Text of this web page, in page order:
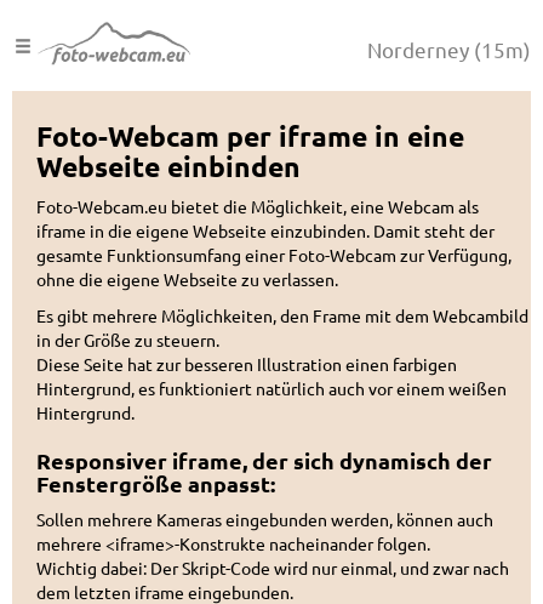
Norderney (15m)
Foto-Webcam per iframe in eine
Webseite einbinden
Foto-Webcam.eu bietet die Möglichkeit, eine Webcam als
iframe in die eigene Webseite einzubinden. Damit steht der
gesamte Funktionsumfang einer Foto-Webcam zur Verfügung,
ohne die eigene Webseite zu verlassen.
Es gibt mehrere Möglichkeiten, den Frame mit dem Webcambild
in der Größe zu steuern.
Diese Seite hat zur besseren Illustration einen farbigen
Hintergrund, es funktioniert natürlich auch vor einem weißen
Hintergrund.
Responsiver iframe, der sich dynamisch der
Fenstergröße anpasst:
Sollen mehrere Kameras eingebunden werden, können auch
mehrere <iframe>-Konstrukte nacheinander folgen.
Wichtig dabei: Der Skript-Code wird nur einmal, und zwar nach
dem letzten iframe eingebunden.